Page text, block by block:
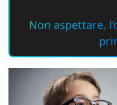
Non aspettare,